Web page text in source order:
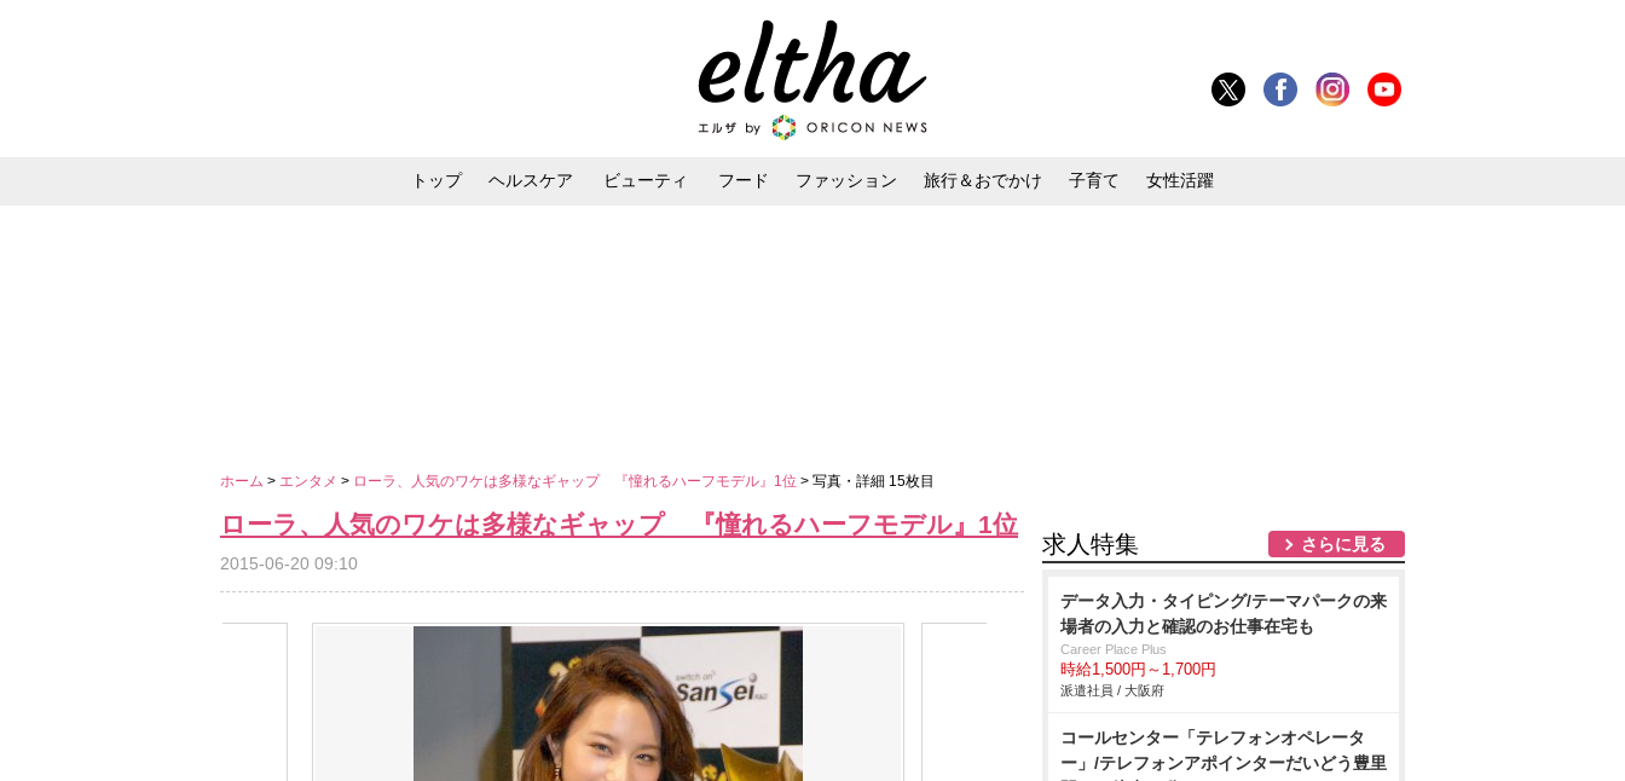
トップ ヘルスケア ビューティ フード ファッション 旅行＆おでかけ 子育て 女性活躍
ホーム > エンタメ > ローラ、人気のワケは多様なギャップ 『憧れるハーフモデル』1位 > 写真・詳細 15枚目
ローラ、人気のワケは多様なギャップ 『憧れるハーフモデル』1位
2015-06-20 09:10
求人特集 さらに見る
データ入力・タイピング/テーマパークの来
場者の入力と確認のお仕事在宅も
Career Place Plus
時給1,500円～1,700円
派遣社員 / 大阪府
コールセンター「テレフォンオペレータ
ー」/テレフォンアポインターだいどう豊里